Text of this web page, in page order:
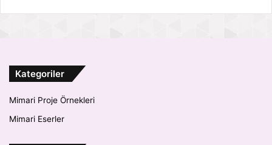
Kategoriler
Mimari Proje Örnekleri
Mimari Eserler